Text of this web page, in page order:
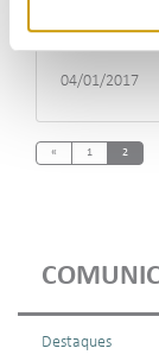
Destaques
ERSE
Qualidade
04/01/2017
« Previous1 2